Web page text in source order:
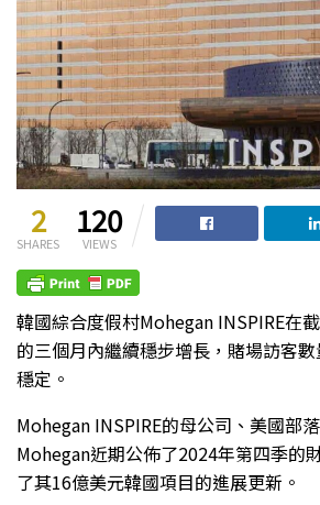
2
SHARES
120
VIEWS
韓國綜合度假村Mohegan INSPIRE在
的三個月內繼續穩步增長，賭場訪客
穩定。
Mohegan INSPIRE的母公司、美國部
Mohegan近期公佈了2024年第四季的
了其16億美元韓國項目的進展更新。